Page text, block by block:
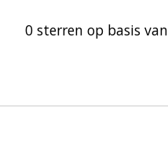
0 sterren op basis van